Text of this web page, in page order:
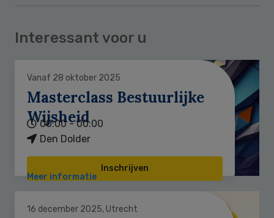
Interessant voor u
Vanaf 28 oktober 2025
Masterclass Bestuurlijke
Wijsheid
00:00 - 00:00
Den Dolder
Inschrijven
Meer informatie
16 december 2025, Utrecht